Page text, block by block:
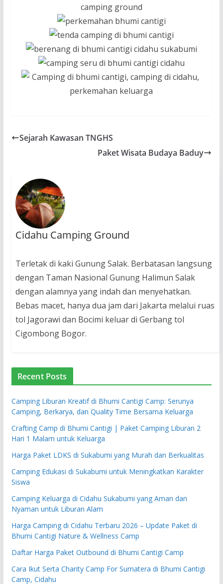
Sejarah Kawasan TNGHS
Paket Wisata Budaya Baduy
Cidahu Camping Ground
Terletak di kaki Gunung Salak. Berbatasan langsung
dengan Taman Nasional Gunung Halimun Salak
dengan alamnya yang indah dan menyehatkan.
Bebas macet, hanya dua jam dari Jakarta melalui ruas
tol Jagorawi dan Bocimi keluar di Gerbang tol
Cigombong Bogor.
Recent Posts
Camping Liburan Kreatif di Bhumi Cantigi Camp: Serunya
Camping, Berkarya, dan Quality Time Bersama Keluarga
Crafting Camp di Bhumi Cantigi | Paket Camping Liburan 2
Hari 1 Malam untuk Keluarga
Harga Paket LDKS di Sukabumi yang Murah dan Berkualitas
Camping Edukasi di Sukabumi untuk Meningkatkan Karakter
Siswa
Camping Keluarga di Cidahu Sukabumi yang Aman dan
Nyaman untuk Liburan Alam
Harga Camping di Cidahu Terbaru 2026 – Update Paket di
Bhumi Cantigi Nature & Wellness Camp
Daftar Harga Paket Outbound di Bhumi Cantigi Camp
Cara Ikut Serta Charity Camp For Sumatera di Bhumi Cantigi
Camp, Cidahu